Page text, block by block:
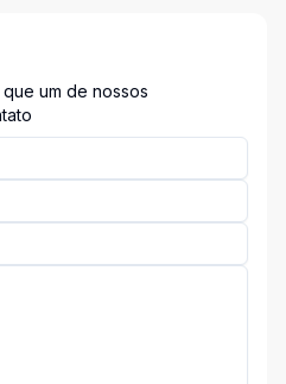
um de nossos